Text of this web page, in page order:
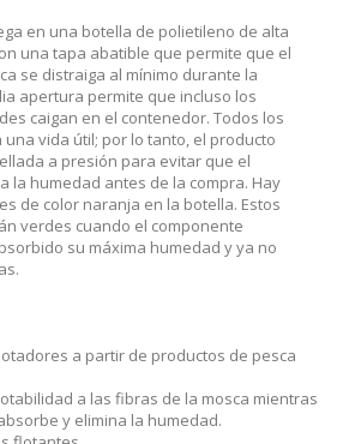
en una botella de polietileno de alta
una tapa abatible que permite que el
se distraiga al mínimo durante la
apertura permite que incluso los
caigan en el contenedor. Todos los
vida útil; por lo tanto, el producto
a presión para evitar que el
la humedad antes de la compra. Hay
de color naranja en la botella. Estos
verdes cuando el componente
su máxima humedad y ya no
a partir de productos de pesca
a las fibras de la mosca mientras
y elimina la humedad.